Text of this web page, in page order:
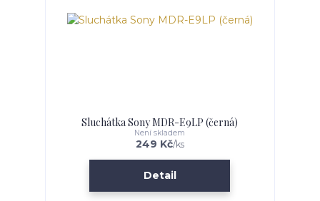
Sluchátka Sony MDR-E9LP (černá)
249 Kč/ks
Není skladem
Detail